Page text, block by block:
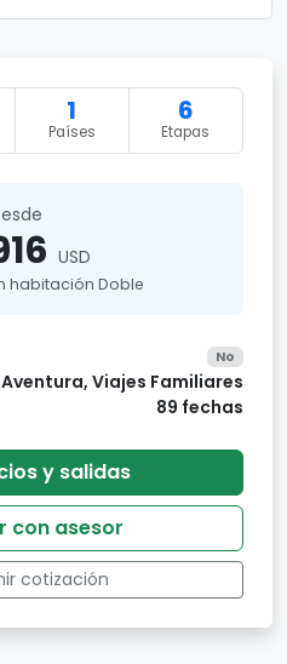
1
Países
6
Etapas
USD
habitación Doble
No
Viajes Familiares
89 fechas
y salidas
con asesor
cotización